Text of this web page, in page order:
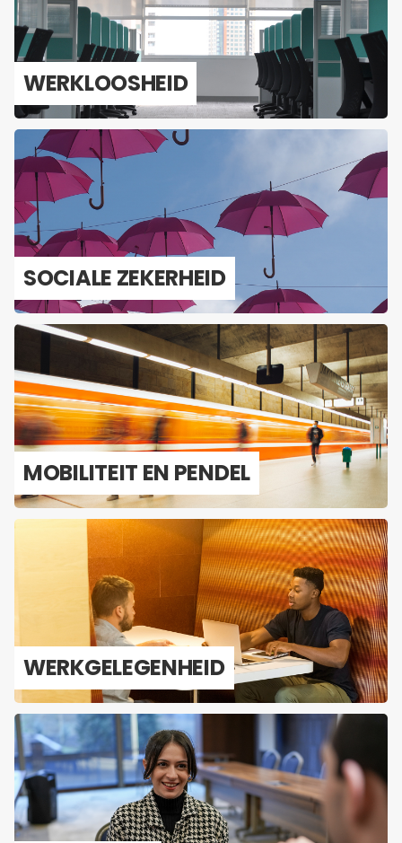
WERK­LOOS­HEID
SO­CI­A­LE ZE­KER­HEID
MO­BI­LI­TEIT EN PEN­DEL
WERK­GE­LE­GEN­HEID